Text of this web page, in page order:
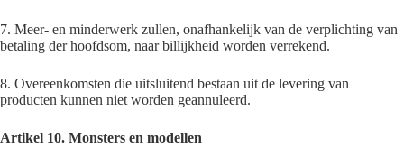
7. Meer- en minderwerk zullen, onafhankelijk van de verplichting van
betaling der hoofdsom, naar billijkheid worden verrekend.
8. Overeenkomsten die uitsluitend bestaan uit de levering van
producten kunnen niet worden geannuleerd.
Artikel 10. Monsters en modellen